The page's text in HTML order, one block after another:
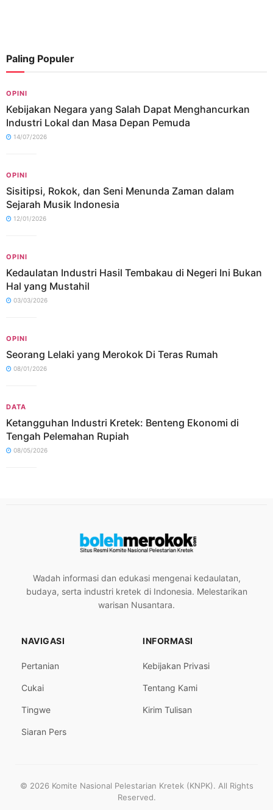
Paling Populer
OPINI
Kebijakan Negara yang Salah Dapat Menghancurkan
Industri Lokal dan Masa Depan Pemuda
14/07/2026
OPINI
Sisitipsi, Rokok, dan Seni Menunda Zaman dalam
Sejarah Musik Indonesia
12/01/2026
OPINI
Kedaulatan Industri Hasil Tembakau di Negeri Ini Bukan
Hal yang Mustahil
03/03/2026
OPINI
Seorang Lelaki yang Merokok Di Teras Rumah
08/01/2026
DATA
Ketangguhan Industri Kretek: Benteng Ekonomi di
Tengah Pelemahan Rupiah
08/05/2026
Wadah informasi dan edukasi mengenai kedaulatan,
budaya, serta industri kretek di Indonesia. Melestarikan
warisan Nusantara.
NAVIGASI
Pertanian
Cukai
Tingwe
Siaran Pers
INFORMASI
Kebijakan Privasi
Tentang Kami
Kirim Tulisan
© 2026 Komite Nasional Pelestarian Kretek (KNPK). All Rights
Reserved.